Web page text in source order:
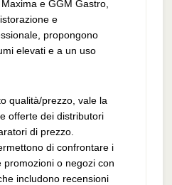
e GGM Gastro,
e
propongono
elevati e a un uso
qualità/prezzo, vale la
offerte dei distributori
di prezzo.
di confrontare i
o negozi con
includono recensioni